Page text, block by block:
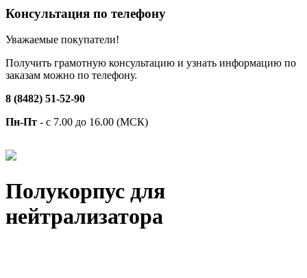
Консультация по телефону
Уважаемые покупатели!
Получить грамотную консультацию и узнать информацию по
заказам можно по телефону.
8 (8482) 51-52-90
Пн-Пт - с 7.00 до 16.00 (МСК)
Полукорпус для
нейтрализатора